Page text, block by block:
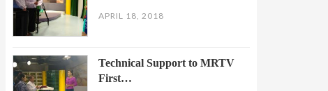
APRIL 18, 2018
Technical Support to MRTV
First…